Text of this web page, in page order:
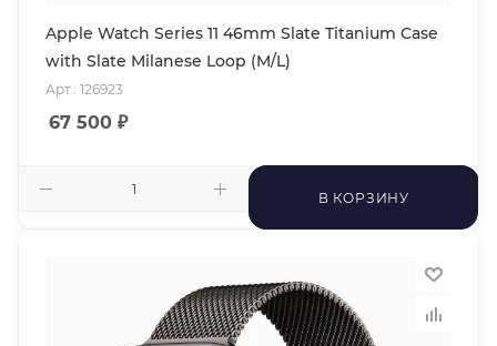
Apple Watch Series 11 46mm Slate Titanium Case
with Slate Milanese Loop (M/L)
Арт.: 126923
67 500 ₽
В КОРЗИНУ